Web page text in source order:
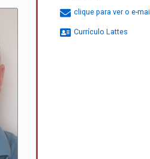
clique para ver o e-mail
Currículo Lattes